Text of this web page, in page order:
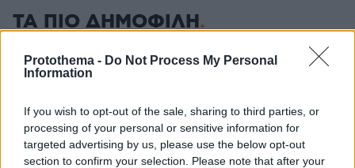
Protothema - Do Not Process My Personal
Information
If you wish to opt-out of the sale, sharing to third parties, or
processing of your personal or sensitive information for
targeted advertising by us, please use the below opt-out
section to confirm your selection. Please note that after your
ΤΑ ΠΙΟ ΔΗΜΟΦΙΛΗ